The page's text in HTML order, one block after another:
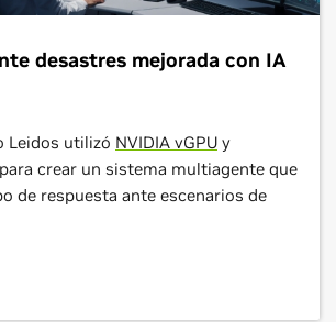
desastres mejorada con IA
Leidos utilizó NVIDIA vGPU y
crear un sistema multiagente que
de respuesta ante escenarios de